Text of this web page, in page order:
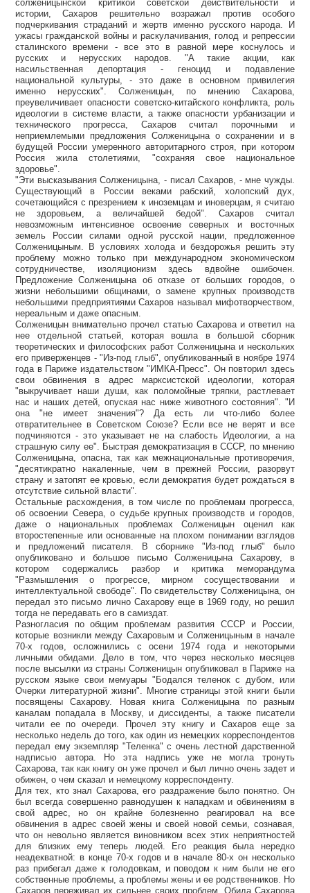
солженицынской критикой советской действительности и
истории, Сахаров решительно возражал против особого
подчеркивания страданий и жертв именно русского народа. И
ужасы гражданской войны и раскулачивания, голод и репрессии
сталинского времени - все это в равной мере коснулось и
русских и нерусских народов. "А такие акции, как
насильственная депортация - геноцид и подавление
национальной культуры, - это даже в основном привилегия
именно нерусских". Солженицын, по мнению Сахарова,
преувеличивает опасности советско-китайского конфликта, роль
идеологии в системе власти, а также опасности урбанизации и
технического прогресса, Сахаров считал порочными и
неприемлемыми предложения Солженицына о сохранении и в
будущей России умеренного авторитарного строя, при котором
Россия жила столетиями, "сохраняя свое национальное
здоровье".
"Эти высказывания Солженицына, - писал Сахаров, - мне чужды.
Существующий в России веками рабский, холопский дух,
сочетающийся с презрением к иноземцам и иноверцам, я считаю
не здоровьем, а величайшей бедой". Сахаров считал
невозможным интенсивное освоение северных и восточных
земель России силами одной русской нации, предложенное
Солженицыным. В условиях холода и бездорожья решить эту
проблему можно только при международном экономическом
сотрудничестве, изоляционизм здесь вдвойне ошибочен.
Предложение Солженицына об отказе от больших городов, о
жизни небольшими общинами, о замене крупных производств
небольшими предприятиями Сахаров называл мифотворчеством,
нереальным и даже опасным.
Солженицын внимательно прочел статью Сахарова и ответил на
нее отдельной статьей, которая вошла в большой сборник
теоретических и философских работ Солженицына и нескольких
его приверженцев - "Из-под глыб", опубликованный в ноябре 1974
года в Париже издательством "ИМКА-Пресс". Он повторил здесь
свои обвинения в адрес марксистской идеологии, которая
"выкручивает наши души, как поломойные тряпки, растлевает
нас и наших детей, опуская нас ниже животного состояния". "И
она "не имеет значения"? Да есть ли что-либо более
отвратительнее в Советском Союзе? Если все не верят и все
подчиняются - это указывает не на слабость Идеологии, а на
страшную силу ее". Быстрая демократизация в СССР, по мнению
Солженицына, опасна, так как межнациональные противоречия,
"десятикратно накаленные, чем в прежней России, разорвут
страну и затопят ее кровью, если демократия будет рождаться в
отсутствие сильной власти".
Остальные расхождения, в том числе по проблемам прогресса,
об освоении Севера, о судьбе крупных производств и городов,
даже о национальных проблемах Солженицын оценил как
второстепенные или основанные на плохом понимании взглядов
и предложений писателя. В сборнике "Из-под глыб" было
опубликовано и большое письмо Солженицына Сахарову, в
котором содержались разбор и критика меморандума
"Размышления о прогрессе, мирном сосуществовании и
интеллектуальной свободе". По свидетельству Солженицына, он
передал это письмо лично Сахарову еще в 1969 году, но решил
тогда не передавать его в самиздат.
Разногласия по общим проблемам развития СССР и России,
которые возникли между Сахаровым и Солженицыным в начале
70-х годов, осложнились с осени 1974 года и некоторыми
личными обидами. Дело в том, что через несколько месяцев
после высылки из страны Солженицын опубликовал в Париже на
русском языке свои мемуары "Бодался теленок с дубом, или
Очерки литературной жизни". Многие страницы этой книги были
посвящены Сахарову. Новая книга Солженицына по разным
каналам попадала в Москву, и диссиденты, а также писатели
читали ее по очереди. Прочел эту книгу и Сахаров еще за
несколько недель до того, как один из немецких корреспондентов
передал ему экземпляр "Теленка" с очень лестной дарственной
надписью автора. Но эта надпись уже не могла тронуть
Сахарова, так как книгу он уже прочел и был лично очень задет и
обижен, о чем сказал и немецкому корреспонденту.
Для тех, кто знал Сахарова, его раздражение было понятно. Он
был всегда совершенно равнодушен к нападкам и обвинениям в
свой адрес, но он крайне болезненно реагировал на все
обвинения в адрес своей жены и своей новой семьи, сознавая,
что он невольно является виновником всех этих неприятностей
для близких ему теперь людей. Его реакция была нередко
неадекватной: в конце 70-х годов и в начале 80-х он несколько
раз прибегал даже к голодовкам, и поводом к ним были не его
собственные проблемы, а проблемы жены и ее родственников. Но
Сахаров переживал их сильнее своих проблем. Обида Сахарова